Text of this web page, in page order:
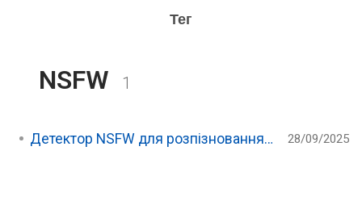
Тег
NSFW 1
Детектор NSFW для розпізновання зображень з шкідливим для роботи контентом 28/09/2025